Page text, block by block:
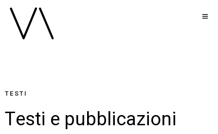
TESTI
Testi e pubblicazioni